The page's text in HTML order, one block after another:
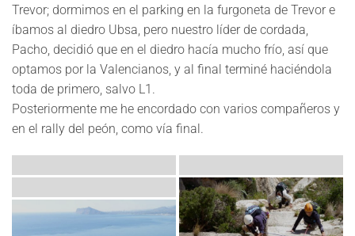
Trevor; dormimos en el parking en la furgoneta de Trevor e
íbamos al diedro Ubsa, pero nuestro líder de cordada,
Pacho, decidió que en el diedro hacía mucho frío, así que
optamos por la Valencianos, y al final terminé haciéndola
toda de primero, salvo L1.
Posteriormente me he encordado con varios compañeros y
en el rally del peón, como vía final.